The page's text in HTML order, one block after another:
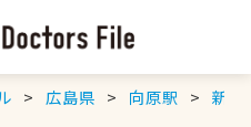
広島県 向原駅 新型